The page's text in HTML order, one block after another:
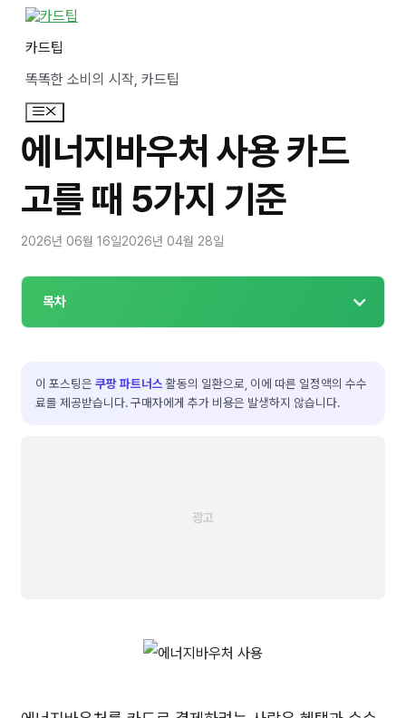
카드팁
똑똑한 소비의 시작, 카드팁
메
뉴
에너지바우처 사용 카드
고를 때 5가지 기준
2026년 06월 16일2026년 04월 28일
목차
이 포스팅은 쿠팡 파트너스 활동의 일환으로, 이에 따른 일정액의 수수
료를 제공받습니다. 구매자에게 추가 비용은 발생하지 않습니다.